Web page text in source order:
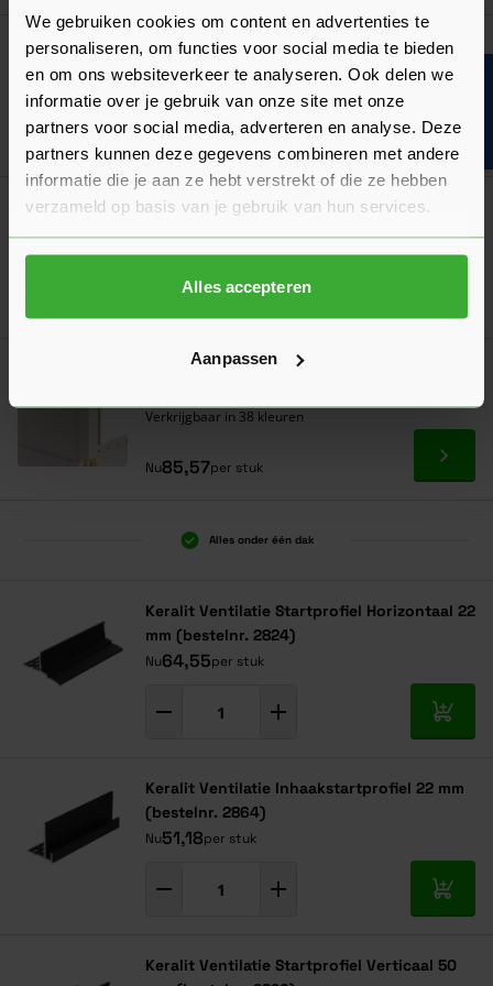
We gebruiken cookies om content en advertenties te
personaliseren, om functies voor social media te bieden
en om ons websiteverkeer te analyseren. Ook delen we
informatie over je gebruik van onze site met onze
partners voor social media, adverteren en analyse. Deze
partners kunnen deze gegevens combineren met andere
informatie die je aan ze hebt verstrekt of die ze hebben
verzameld op basis van je gebruik van hun services.
Alles accepteren
Aanpassen
Keralit Verlengd Eindprofiel 17x44 mm
(bestelnr. 2811)
Verkrijgbaar in 38 kleuren
55,54
Keralit Trimkraal Aansluitprofiel 17 mm
Verkrijgbaar in 38 kleuren
Keralit Uitwendig Hoekprofiel 32x32 mm
Verkrijgbaar in 38 kleuren
Nu85,57per stuk Ga
Alles onder één dak
Keralit Ventilatie Startprofiel Horizontaal 22
mm (bestelnr. 2824)
Nu64,55per stuk
In
Keralit Ventilatie Inhaakstartprofiel 22 mm
(bestelnr. 2864)
Nu51,18per stuk
In
Keralit Ventilatie Startprofiel Verticaal 50